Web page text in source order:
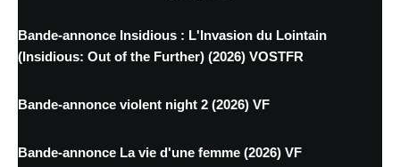
Bande-annonce Insidious : L'Invasion du Lointain
(Insidious: Out of the Further) (2026) VOSTFR
Bande-annonce violent night 2 (2026) VF
Bande-annonce La vie d'une femme (2026) VF